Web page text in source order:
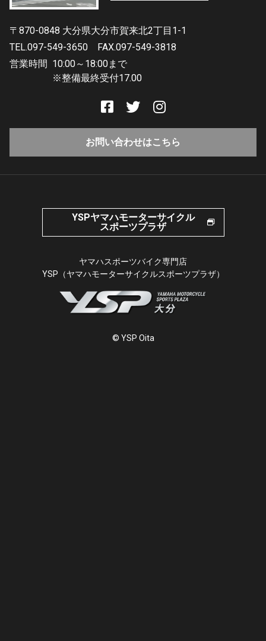
〒870-0848 大分県大分市賀来北2丁目1-1
TEL.097-549-3650
FAX.097-549-3818
営業時間 10:00～18:00まで
※整備最終受付17.00
お問い合わせはこちら
YSPヤマハモーターサイクル
スポーツプラザ
ヤマハスポーツバイク専門店
YSP（ヤマハモーターサイクルスポーツプラザ）
© YSP Oita